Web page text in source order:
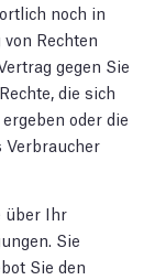
noch in
Rechten
gegen Sie
die sich
oder die
Verbraucher
über Ihr
Sie
Sie den